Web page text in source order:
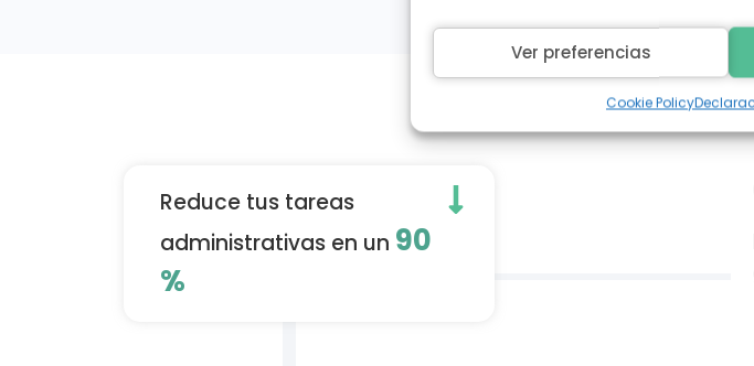
Ver preferencias
Cookie Policy
Reduce tus tareas
administrativas en un 90
%